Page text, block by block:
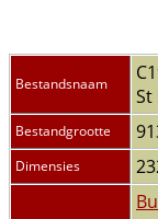
Bestandsnaam
St
Bestandgrootte
Dimensies